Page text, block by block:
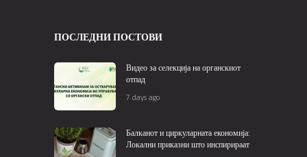
ПОСЛЕДНИ ПОСТОВИ
Видео за селекција на органскиот
отпад
7 days ago
Балканот и циркуларната економија:
Локални приказни што инспирираат